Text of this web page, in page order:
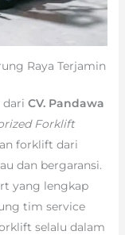
Raya Terjamin
dari CV. Pandawa
Forklift
forklift dari
dan bergaransi.
yang lengkap
tim service
selalu dalam